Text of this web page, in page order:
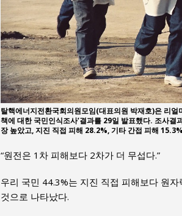
탈핵에너지전환국회의원모임(대표의원 박재호)은 리
책에 대한 국민인식조사’결과를 29일 발표했다. 조사
장 높았고, 지진 직접 피해 28.2%, 기타 간접 피해
“원전은 1차 피해보다 2차가 더 무섭다.”
우리 국민 44.3%는 지진 직접 피해보다 원
것으로 나타났다.